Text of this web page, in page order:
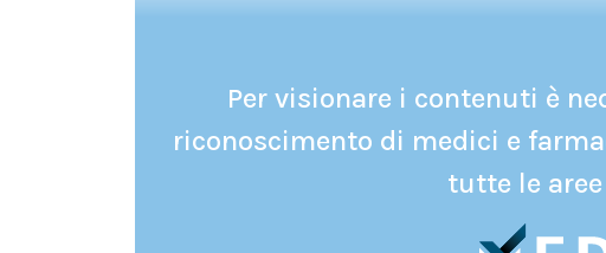
Per visionare i contenuti è
riconoscimento di medici e
tutte le